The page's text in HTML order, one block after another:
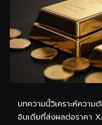
บทความนี้วิเคราะห์ควา
อินเดียที่ส่งผลต่อราคา